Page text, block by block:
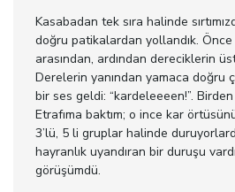
Kasabadan tek sıra halinde
doğru patikalardan yollandık. Önce
arasından, ardından dereciklerin
Derelerin yanından yamaca doğru
bir ses geldi: “kardeleeeen!”.
Etrafıma baktım; o ince kar
3’lü, 5 li gruplar halinde
hayranlık uyandıran bir duruşu
görüşümdü.